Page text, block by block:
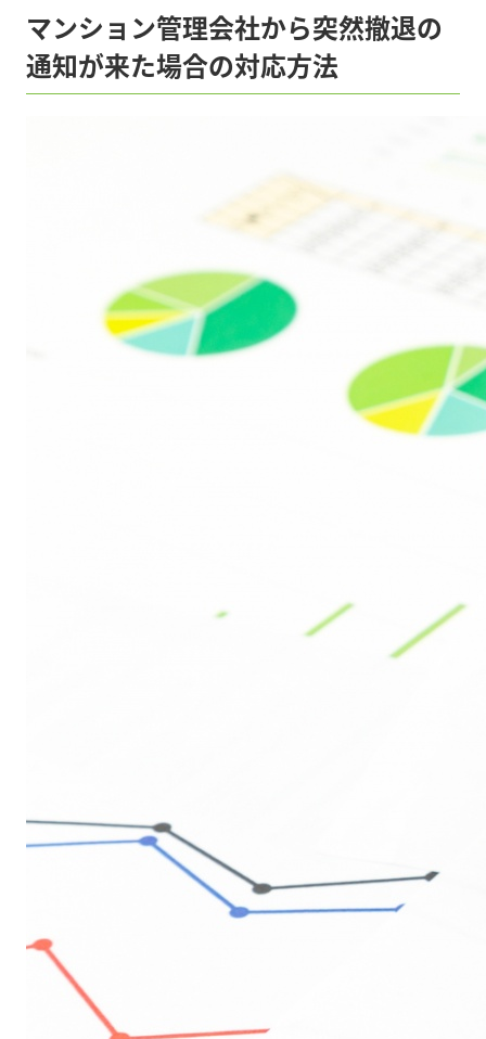
マンション管理会社から突然撤退の
通知が来た場合の対応方法